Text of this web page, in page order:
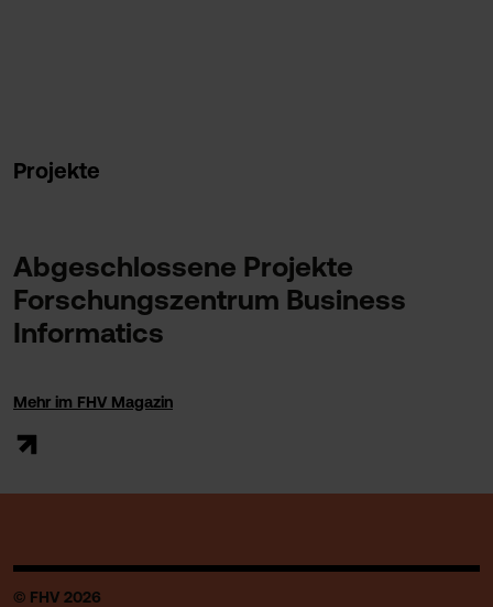
Projekte
Abgeschlossene Projekte
Forschungszentrum Business
Informatics
Mehr im FHV Magazin
© FHV 2026